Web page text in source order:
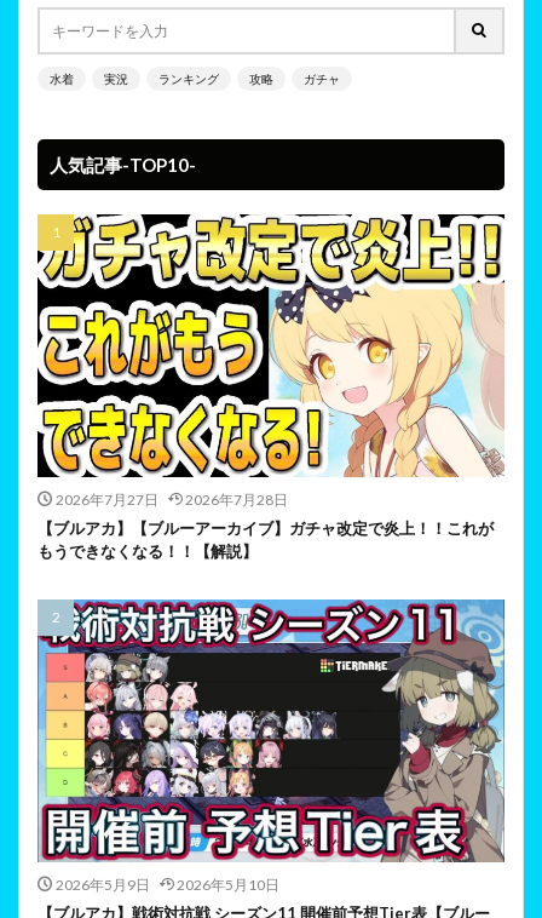
水着 実況 ランキング 攻略 ガチャ
人気記事-TOP10-
2026年7月27日 2026年7月28日
【ブルアカ】【ブルーアーカイブ】ガチャ改定で炎上！！これが
もうできなくなる！！【解説】
2026年5月9日 2026年5月10日
【ブルアカ】戦術対抗戦 シーズン11 開催前予想Tier表【ブルー